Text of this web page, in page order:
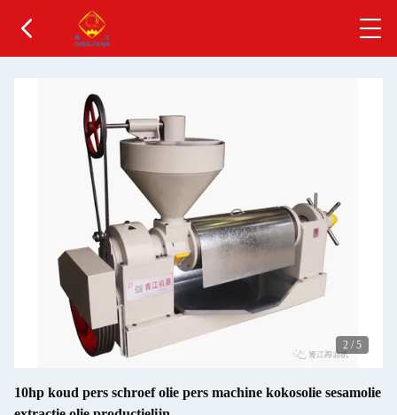
2 / 5
10hp koud pers schroef olie pers machine kokosolie sesamolie